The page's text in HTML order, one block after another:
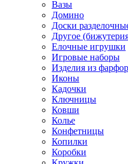
Вазы
Домино
Доски
Другое
Елочные игрушки
Игровые наборы
Изделия из
Иконы
Кадочки
Ключницы
Ковши
Колье
Конфетницы
Копилки
Коробки